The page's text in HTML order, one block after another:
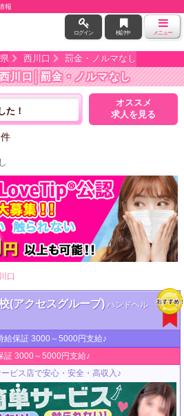
報
ログイン 検討中 メニュー
西川口 罰金・ノルマなし
川口│罰金・ノルマなし
た！
オススメ
求人を見る
口
(アクセスグループ) ハンドヘル
保証 3000～5000円支給♪
3000～5000円支給♪
ビス店で安心・安全・高収入♪